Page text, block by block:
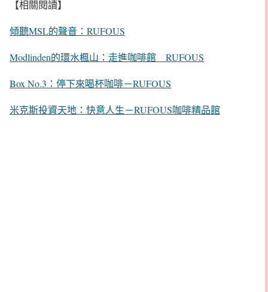
【相關閱讀】
傾聽MSL的聲音：RUFOUS
Modlinden的環水楓山：走進咖啡館＿RUFOUS
Box No.3：停下來喝杯咖啡－RUFOUS
米克斯投資天地：快意人生－RUFOUS咖啡精品館